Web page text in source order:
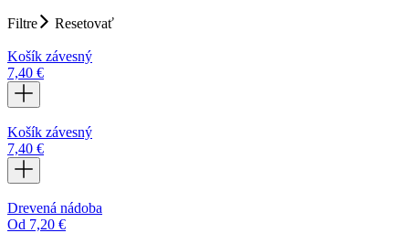
Filtre Resetovať
Košík závesný
7,40 €
Košík závesný
7,40 €
Drevená nádoba
Od 7,20 €